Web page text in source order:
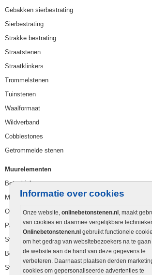
Informatie over cookies
Onze website, onlinebetonstenen.nl , maakt
van cookies en daarmee vergelijkbare
Onlinebetonstenen.nl gebruikt functionele
om het gedrag van websitebezoekers na te gaan
de website aan de hand van deze gegevens te
verbeteren. Daarnaast plaatsen derden
cookies om gepersonaliseerde advertenties te
Gebakken sierbestrating
Sierbestrating
Strakke bestrating
Straatstenen
Straatklinkers
Trommelstenen
Tuinstenen
Waalformaat
Wildverband
Cobblestones
Getrommelde stenen
Muurelementen
Betonbielzen
Muurstenen
Opsluitbanden
Palissaden
Stapelblokken
Betonblokken
Stapelstenen